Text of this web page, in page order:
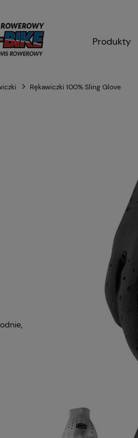
Produkty
Rękawiczki 100% Sling Glove